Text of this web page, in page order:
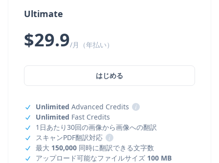
Ultimate
$29.9/月（年払い）
はじめる
Unlimited Advanced Credits
i
Unlimited Fast Credits
1日あたり30回の画像から画像への翻訳
スキャンPDF翻訳対応
i
最大 150,000 同時に翻訳できる文字数
アップロード可能なファイルサイズ 100 MB